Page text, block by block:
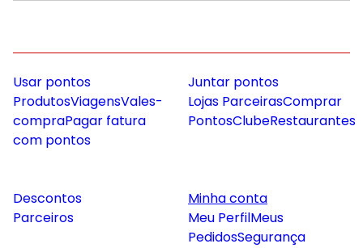
Usar pontos
ProdutosViagensVales-
compraPagar fatura
com pontos
Juntar pontos
Lojas ParceirasComprar
PontosClubeRestaurantes
Descontos
Parceiros
Minha conta
Meu PerfilMeus
PedidosSegurança